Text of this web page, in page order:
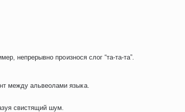
непрерывно произнося слог “та-та-та”.
между альвеолами языка.
свистящий шум.